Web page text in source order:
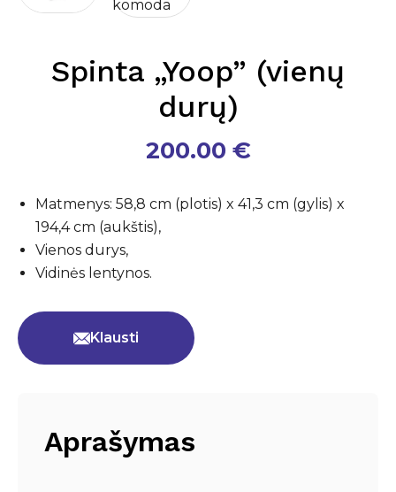
Spinta „Yoop” (vienų
durų)
200.00 €
Matmenys: 58,8 cm (plotis) x 41,3 cm (gylis) x
194,4 cm (aukštis),
Vienos durys,
Vidinės lentynos.
Klausti
Aprašymas